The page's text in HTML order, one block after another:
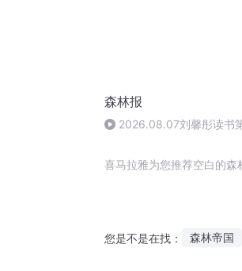
森林报
2026.08.07刘馨彤读书
喜马拉雅为您推荐空白的森
您是不是在找： 森林帝国